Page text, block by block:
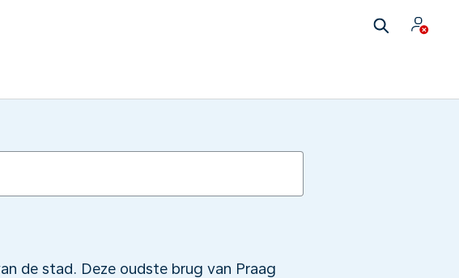
de stad. Deze oudste brug van Praag